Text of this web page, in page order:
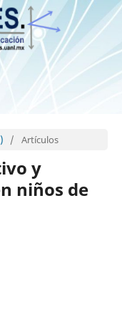
/ Artículos
y
niños de